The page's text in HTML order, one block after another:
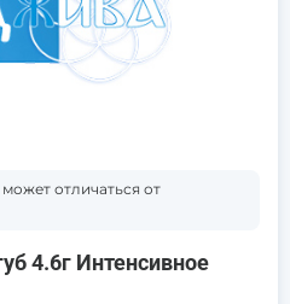
отличаться от
4.6г Интенсивное